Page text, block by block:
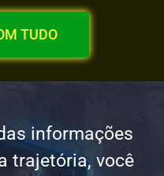
TUDO
informações
trajetória, você